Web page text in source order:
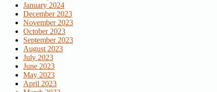
January 2024
December 2023
November 2023
October 2023
September 2023
August 2023
July 2023
June 2023
May 2023
April 2023